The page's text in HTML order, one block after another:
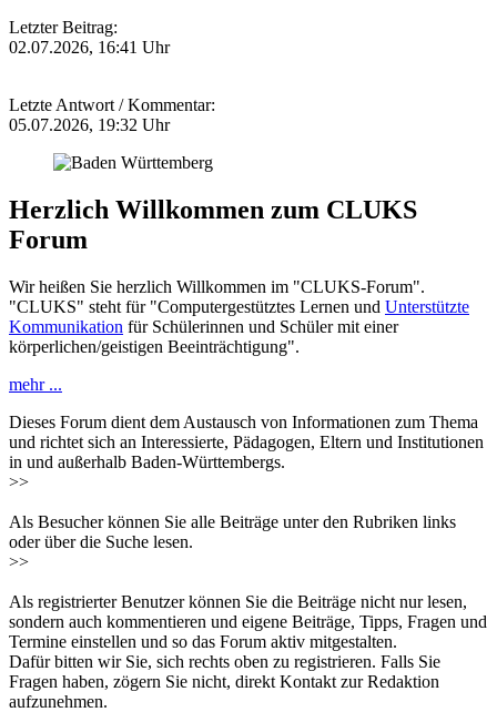
Letzter Beitrag:
02.07.2026, 16:41 Uhr
Letzte Antwort / Kommentar:
05.07.2026, 19:32 Uhr
Herzlich Willkommen zum CLUKS
Forum
Wir heißen Sie herzlich Willkommen im "CLUKS-Forum".
"CLUKS" steht für "Computergestütztes Lernen und Unterstützte
Kommunikation für Schülerinnen und Schüler mit einer
körperlichen/geistigen Beeinträchtigung".
mehr ...
Dieses Forum dient dem Austausch von Informationen zum Thema
und richtet sich an Interessierte, Pädagogen, Eltern und Institutionen
in und außerhalb Baden-Württembergs.
>>
Als Besucher können Sie alle Beiträge unter den Rubriken links
oder über die Suche lesen.
>>
Als registrierter Benutzer können Sie die Beiträge nicht nur lesen,
sondern auch kommentieren und eigene Beiträge, Tipps, Fragen und
Termine einstellen und so das Forum aktiv mitgestalten.
Dafür bitten wir Sie, sich rechts oben zu registrieren. Falls Sie
Fragen haben, zögern Sie nicht, direkt Kontakt zur Redaktion
aufzunehmen.